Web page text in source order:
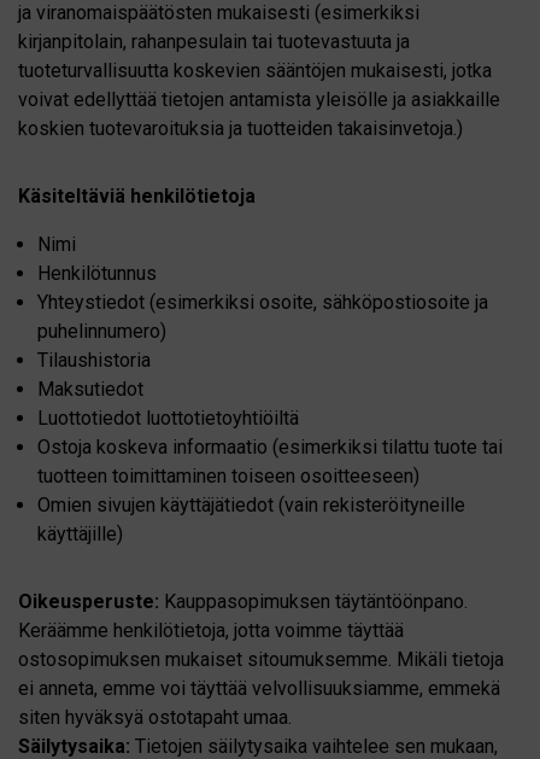
ja viranomaispäätösten mukaisesti (esimerkiksi
kirjanpitolain, rahanpesulain tai tuotevastuuta ja
tuoteturvallisuutta koskevien sääntöjen mukaisesti, jotka
voivat edellyttää tietojen antamista yleisölle ja asiakkaille
koskien tuotevaroituksia ja tuotteiden takaisinvetoja.)
Käsiteltäviä henkilötietoja
Nimi
Henkilötunnus
Yhteystiedot (esimerkiksi osoite, sähköpostiosoite ja
puhelinnumero)
Tilaushistoria
Maksutiedot
Luottotiedot luottotietoyhtiöiltä
Ostoja koskeva informaatio (esimerkiksi tilattu tuote tai
tuotteen toimittaminen toiseen osoitteeseen)
Omien sivujen käyttäjätiedot (vain rekisteröityneille
käyttäjille)
Oikeusperuste: Kauppasopimuksen täytäntöönpano.
Keräämme henkilötietoja, jotta voimme täyttää
ostosopimuksen mukaiset sitoumuksemme. Mikäli tietoja
ei anneta, emme voi täyttää velvollisuuksiamme, emmekä
siten hyväksyä ostotapaht umaa.
Säilytysaika: Tietojen säilytysaika vaihtelee sen mukaan,